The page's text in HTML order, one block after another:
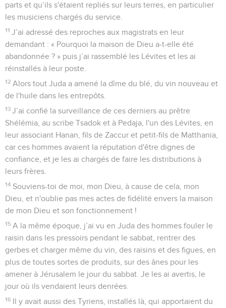
parts et qu’ils s'étaient repliés sur leurs terres, en particulier
les musiciens chargés du service.
11 J’ai adressé des reproches aux magistrats en leur
demandant : « Pourquoi la maison de Dieu a-t-elle été
abandonnée ? » puis j’ai rassemblé les Lévites et les ai
réinstallés à leur poste.
12 Alors tout Juda a amené la dîme du blé, du vin nouveau et
de l'huile dans les entrepôts.
13 J’ai confié la surveillance de ces derniers au prêtre
Shélémia, au scribe Tsadok et à Pedaja, l'un des Lévites, en
leur associant Hanan, fils de Zaccur et petit-fils de Matthania,
car ces hommes avaient la réputation d'être dignes de
confiance, et je les ai chargés de faire les distributions à
leurs frères.
14 Souviens-toi de moi, mon Dieu, à cause de cela, mon
Dieu, et n'oublie pas mes actes de fidélité envers la maison
de mon Dieu et son fonctionnement !
15 A la même époque, j’ai vu en Juda des hommes fouler le
raisin dans les pressoirs pendant le sabbat, rentrer des
gerbes et charger même du vin, des raisins et des figues, en
plus de toutes sortes de produits, sur des ânes pour les
amener à Jérusalem le jour du sabbat. Je les ai avertis, le
jour où ils vendaient leurs denrées.
16 Il y avait aussi des Tyriens, installés là, qui apportaient du